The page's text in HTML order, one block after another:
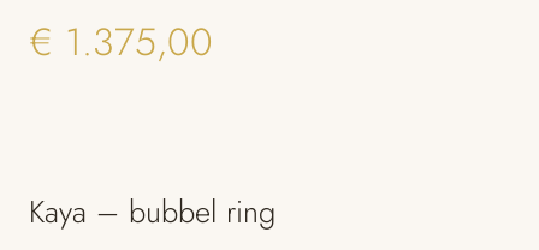
€ 1.375,00
Kaya – bubbel ring